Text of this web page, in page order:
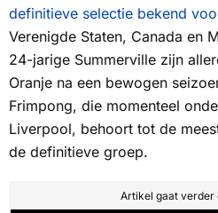
definitieve selectie bekend
Verenigde Staten, Canada en
24-jarige Summerville zijn
Oranje na een bewogen
Frimpong, die momenteel
Liverpool, behoort tot de
de definitieve groep.
Artikel gaat verder